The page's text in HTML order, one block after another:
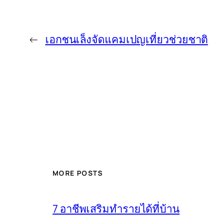
← เอกชนเล็งจัดแคมเปญเที่ยวช่วยชาติ
MORE POSTS
7 อาชีพเสริมทำรายได้ที่บ้าน